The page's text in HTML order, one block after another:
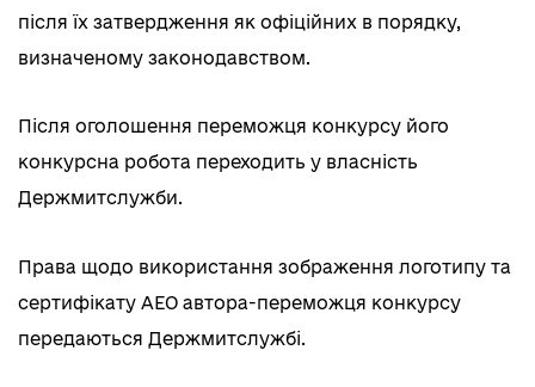
після їх затвердження як офіційних в порядку,
визначеному законодавством.
Після оголошення переможця конкурсу його
конкурсна робота переходить у власність
Держмитслужби.
Права щодо використання зображення логотипу та
сертифікату АЕО автора-переможця конкурсу
передаються Держмитслужбі.